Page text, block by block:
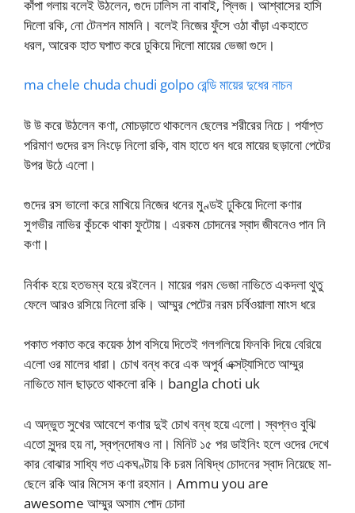
কাঁপা গলায় বলেই উঠলেন, গুদে ঢালিস না বাবাই, প্লিজ। আশ্বাসের হাসি
দিলো রকি, নো টেনশন মামনি। বলেই নিজের ফুঁসে ওঠা বাঁড়া একহাতে
ধরল, আরেক হাত ঘপাত করে ঢুকিয়ে দিলো মায়ের ভেজা গুদে।
ma chele chuda chudi golpo রেন্ডি মায়ের দুধের নাচন
উ উ করে উঠলেন কণা, মোচড়াতে থাকলেন ছেলের শরীরের নিচে। পর্যাপ্ত
পরিমাণ গুদের রস নিংড়ে নিলো রকি, বাম হাতে ধন ধরে মায়ের ছড়ানো পেটের
উপর উঠে এলো।
গুদের রস ভালো করে মাখিয়ে নিজের ধনের মুণ্ডই ঢুকিয়ে দিলো কণার
সুগভীর নাভির কুঁচকে থাকা ফুটোয়। এরকম চোদনের স্বাদ জীবনেও পান নি
কণা।
নির্বাক হয়ে হতভম্ব হয়ে রইলেন। মায়ের গরম ভেজা নাভিতে একদলা থুতু
ফেলে আরও রসিয়ে নিলো রকি। আম্মুর পেটের নরম চর্বিওয়ালা মাংস ধরে
পকাত পকাত করে কয়েক ঠাপ বসিয়ে দিতেই গলগলিয়ে ফিনকি দিয়ে বেরিয়ে
এলো ওর মালের ধারা। চোখ বন্ধ করে এক অপুর্ব এক্সট্যাসিতে আম্মুর
নাভিতে মাল ছাড়তে থাকলো রকি। bangla choti uk
এ অদ্ভুত সুখের আবেশে কণার দুই চোখ বন্ধ হয়ে এলো। স্বপ্নও বুঝি
এতো সুন্দর হয় না, স্বপ্নদোষও না। মিনিট ১৫ পর ডাইনিং হলে ওদের দেখে
কার বোঝার সাধ্যি গত একঘণ্টায় কি চরম নিষিদ্ধ চোদনের স্বাদ নিয়েছে মা-
ছেলে রকি আর মিসেস কণা রহমান। Ammu you are
awesome আম্মুর অসাম পোদ চোদা